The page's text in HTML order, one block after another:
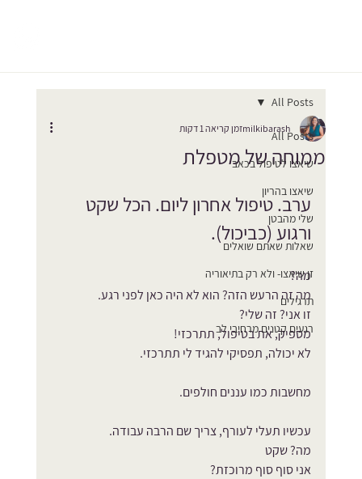
All Posts
שיאצו לטיפול בכאב
שיאצו בהריון
שלי מהבטן
שאלות שאתם שואלים
זן שיאצו- ולא רק בתיאוריה
תרגילים
רגעים קטנים מרחיבי לב
All Posts
ממוחה של מטפלת
milkibarashזמן קריאה 1 דקות
ערב. טיפול אחרון ליום. הכל שקט
ורגוע (כביכול).
מה?
מה זה הרעש הזה? הוא לא היה כאן לפני רגע.
זו אני? זה שלי?
מספיק, את בטיפול, תתרכזי!
לא יכולה, תפסיקי להגיד לי תתרכזי.
מחשבות כמו עננים חולפים.
עכשיו תעלי לעורף, צריך שם הרבה עבודה.
מה? שקט
אני סוף סוף מרוכזת?